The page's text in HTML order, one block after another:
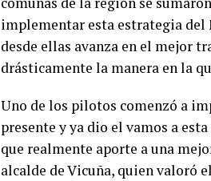
implementar esta estrategia del
desde ellas avanza en el mejor
drásticamente la manera en la
Uno de los pilotos comenzó a
presente y ya dio el vamos a
que realmente aporte a una
alcalde de Vicuña, quien valoró